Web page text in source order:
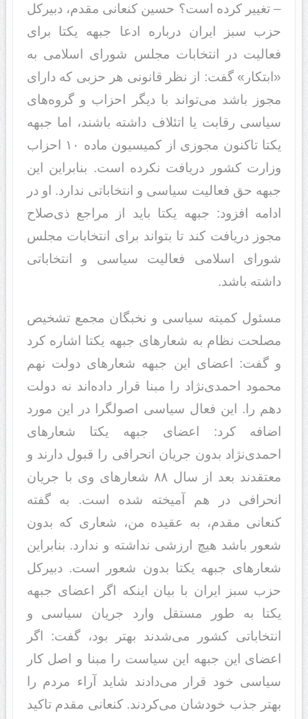
– تغییر کرده است؟ حسین کنعانی مقدم، دبیرکل
حزب سبز ایران درباره ادعا جبهه یکتا برای
فعالیت در انتخابات مجلس شورای اسلامی به
«ابتکار» گفت: از نظر قانونی هر حزبی که دارای
مجوز باشد می‌تواند با دیگر احزاب و گروه‌های
سیاسی رقابت یا اتئلاف داشته باشند، اما جبهه
یکتا تاکنون مجوزی از کمیسیون ماده ۱۰ احزاب
وزارت کشور دریافت نکرده است. بنابراین این
جبهه حق فعالیت سیاسی و انتخاباتی ندارد. او در
ادامه افزود: جبهه یکتا باید از مراجع ذی‌صلاح
مجوز دریافت کند تا بتواند برای انتخابات مجلس
شورای اسلامی فعالیت سیاسی و انتخاباتی
داشته باشد.
مسئول کمیته سیاسی و نخبگان مجمع تشخیص
مصلحت نظام به شعارهای جبهه یکتا اشاره کرد
و گفت: اعضای این جبهه شعارهای دولت نهم
محمود احمدی‌نژاد را مبنا قرار داده‌اند نه دولت
دهم را. این فعال سیاسی اصولگرا در این مورد
اضافه کرد: اعضای جبهه یکتا شعارهای
احمدی‌نژاد بدون جریان انحرافی را قبول دارند و
معتقدند بعد از سال ۸۸ شعارهای وی با جریان
انحرافی در هم آمیخته شده است. به گفته
کنعانی مقدم، به عقیده من، شعاری که بدون
شعور باشد هیچ ارزشی نداشته و ندارد. بنابراین
شعارهای جبهه یکتا بدون شعور است. دبیرکل
حزب سبز ایران با بیان اینکه اگر اعضای جبهه
یکتا به طور مستقل وارد جریان سیاسی و
انتخاباتی کشور می‌شدند بهتر بود، گفت: اگر
اعضای این جبهه این سیاست را مبنا و اصل کار
سیاسی خود قرار می‌دادند شاید آراء مردم را
بهتر جذب خودشان می‌کردند. کنعانی مقدم تاکید